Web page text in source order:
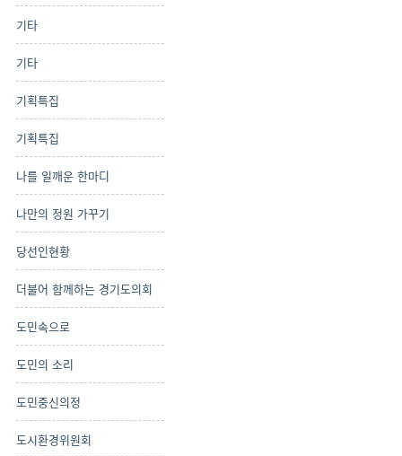
기타
기타
기획특집
기획특집
나를 일깨운 한마디
나만의 정원 가꾸기
당선인현황
더불어 함께하는 경기도의회
도민속으로
도민의 소리
도민중신의정
도시환경위원회